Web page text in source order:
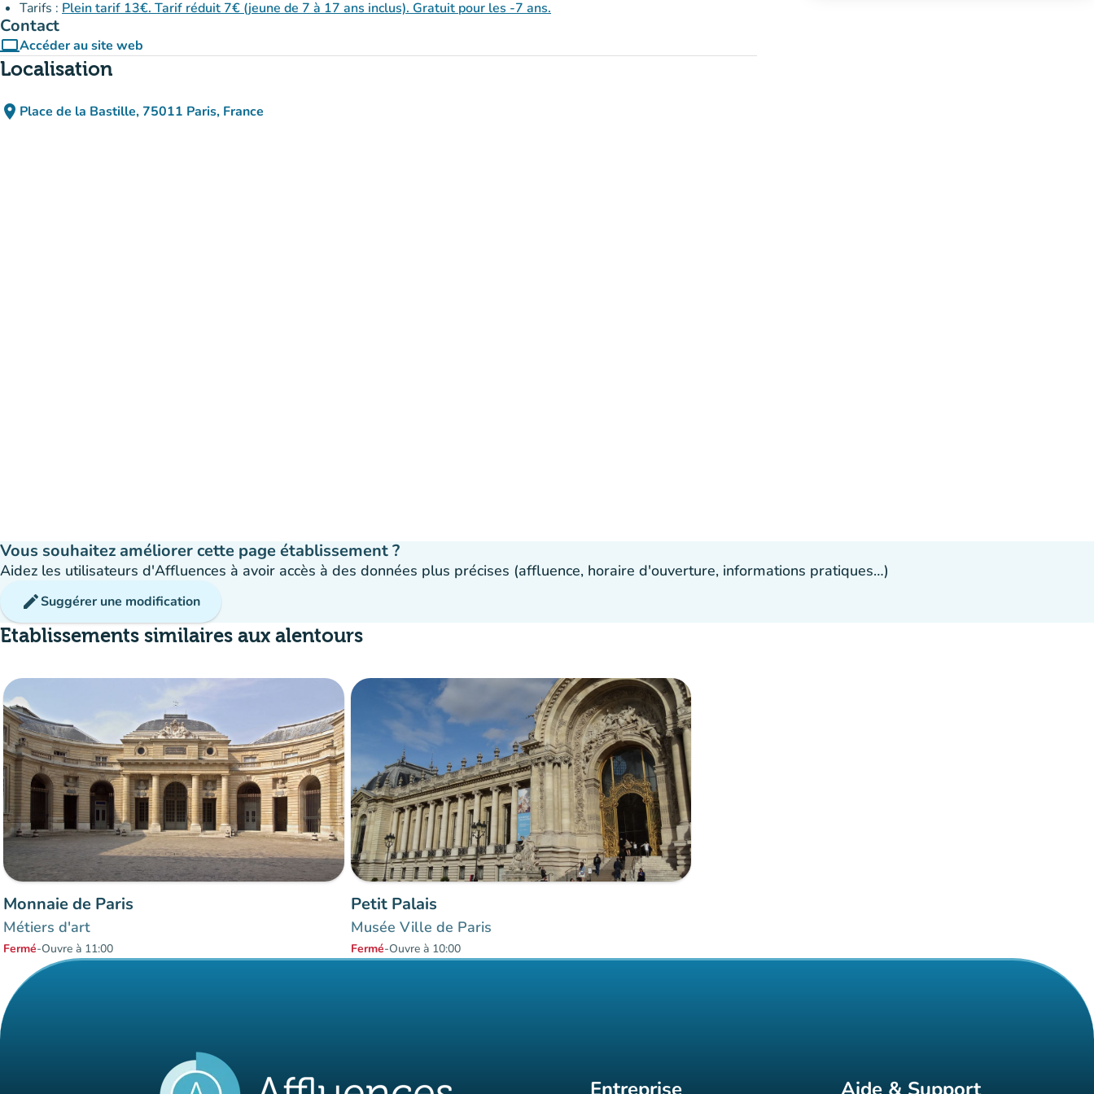
Tarifs : Plein tarif 13€. Tarif réduit 7€ (jeune de 7 à 17 ans inclus). Gratuit pour les -7 ans.
Contact
computerAccéder au site web
(nouvel onglet)
Localisation
place Place de la Bastille, 75011 Paris, France
(ouvrir dans Google Maps)
(nouvel onglet)
Vous souhaitez améliorer cette page établissement ?
Aidez les utilisateurs d'Affluences à avoir accès à des données plus précises (affluence, horaire d'ouverture, informations pratiques…)
editSuggérer une modification
Etablissements similaires aux alentours
Monnaie de Paris
Métiers d'art
Fermé-Ouvre à 11:00
Petit Palais
Musée Ville de Paris
Fermé-Ouvre à 10:00
Éléments 1 à 2 sur 2
Entreprise Aide & Support